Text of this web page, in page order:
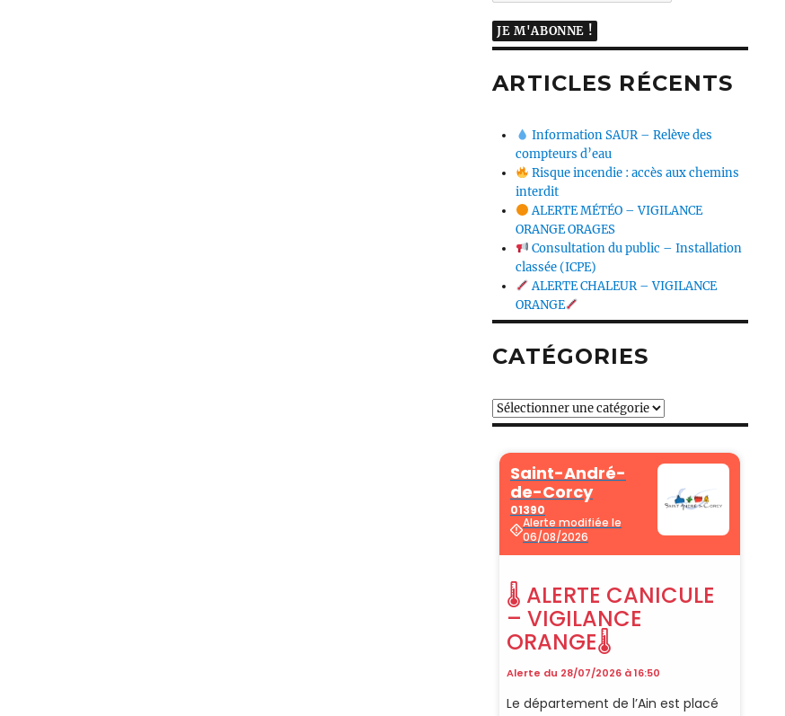
ARTICLES RÉCENTS
Information SAUR – Relève des
compteurs d’eau
Risque incendie : accès aux chemins
interdit
ALERTE MÉTÉO – VIGILANCE
ORANGE ORAGES
Consultation du public – Installation
classée (ICPE)
ALERTE CHALEUR – VIGILANCE
ORANGE
CATÉGORIES
Catégories